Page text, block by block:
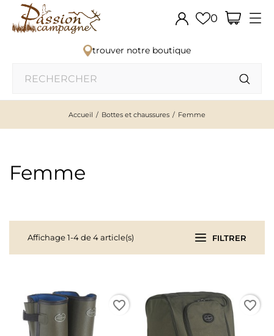
0
trouver notre boutique
Accueil Bottes et chaussures Femme
Femme
FILTRER
Affichage 1-4 de 4 article(s)
favorite_border favorite_border